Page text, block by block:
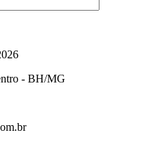
- BH/MG